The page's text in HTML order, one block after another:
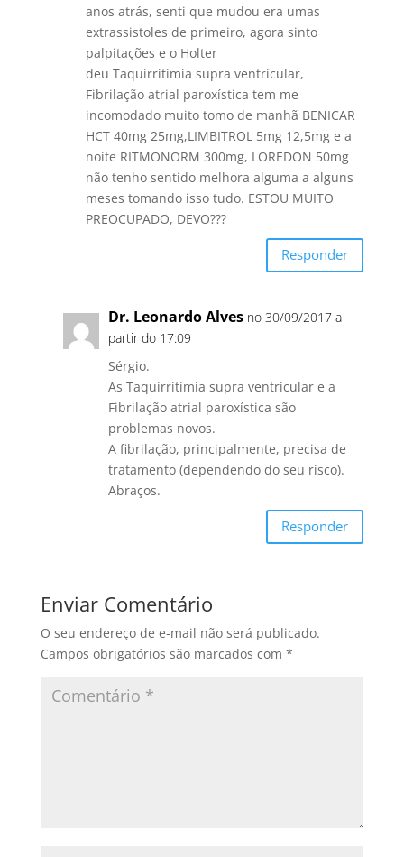
anos atrás, senti que mudou era umas
extrassistoles de primeiro, agora sinto
palpitações e o Holter
deu Taquirritimia supra ventricular,
Fibrilação atrial paroxística tem me
incomodado muito tomo de manhã BENICAR
HCT 40mg 25mg,LIMBITROL 5mg 12,5mg e a
noite RITMONORM 300mg, LOREDON 50mg
não tenho sentido melhora alguma a alguns
meses tomando isso tudo. ESTOU MUITO
PREOCUPADO, DEVO???
Responder
Dr. Leonardo Alves no 30/09/2017 a
partir do 17:09
Sérgio.
As Taquirritimia supra ventricular e a
Fibrilação atrial paroxística são
problemas novos.
A fibrilação, principalmente, precisa de
tratamento (dependendo do seu risco).
Abraços.
Responder
Enviar Comentário
O seu endereço de e-mail não será publicado.
Campos obrigatórios são marcados com *